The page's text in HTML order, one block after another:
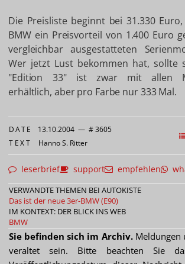
Die Preisliste beginnt bei 31.330
BMW ein Preisvorteil von 1.400 Euro
vergleichbar ausgestatteten
Wer jetzt Lust bekommen hat, sollte
"Edition 33" ist zwar mit allen
erhältlich, aber pro Farbe nur 333 Mal.
DATE 13.10.2004 — # 3605
TEXT Hanno S. Ritter
leserbrief support empfehlen
VERWANDTE THEMEN BEI AUTOKISTE
Das ist der neue 3er-BMW (E90)
IM KONTEXT: DER BLICK INS WEB
BMW
Sie befinden sich im Archiv.Meldungen
veraltet sein. Bitte beachten Sie